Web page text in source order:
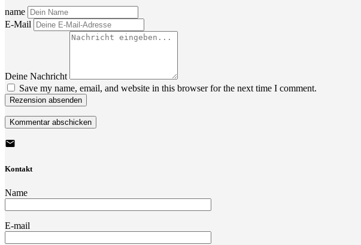
name
E-Mail
Deine Nachricht
Save my name, email, and website in this browser for the next time I comment.
Rezension absenden
Kontakt
Name
E-mail